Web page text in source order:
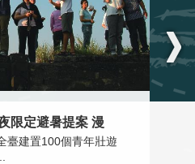
限定避暑提案 漫
臺建置100個青年壯遊